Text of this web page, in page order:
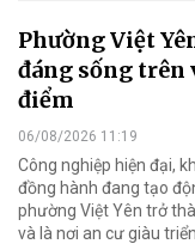
Phường Việt
đáng sống
điểm
06/08/2026 11:19
Công nghiệp hiện đại,
đồng hành đang tạo
phường Việt Yên trở
và là nơi an cư giàu